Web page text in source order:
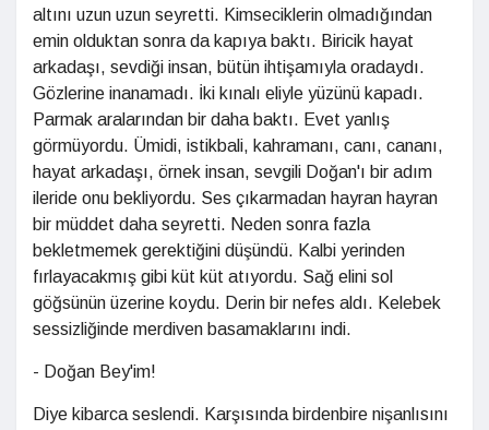
altını uzun uzun seyretti. Kimseciklerin olmadığından
emin olduktan sonra da kapıya baktı. Biricik hayat
arkadaşı, sevdiği insan, bütün ihtişamıyla oradaydı.
Gözlerine inanamadı. İki kınalı eliyle yüzünü kapadı.
Parmak aralarından bir daha baktı. Evet yanlış
görmüyordu. Ümidi, istikbali, kahramanı, canı, cananı,
hayat arkadaşı, örnek insan, sevgili Doğan'ı bir adım
ileride onu bekliyordu. Ses çıkarmadan hayran hayran
bir müddet daha seyretti. Neden sonra fazla
bekletmemek gerektiğini düşündü. Kalbi yerinden
fırlayacakmış gibi küt küt atıyordu. Sağ elini sol
göğsünün üzerine koydu. Derin bir nefes aldı. Kelebek
sessizliğinde merdiven basamaklarını indi.
- Doğan Bey'im!
Diye kibarca seslendi. Karşısında birdenbire nişanlısını